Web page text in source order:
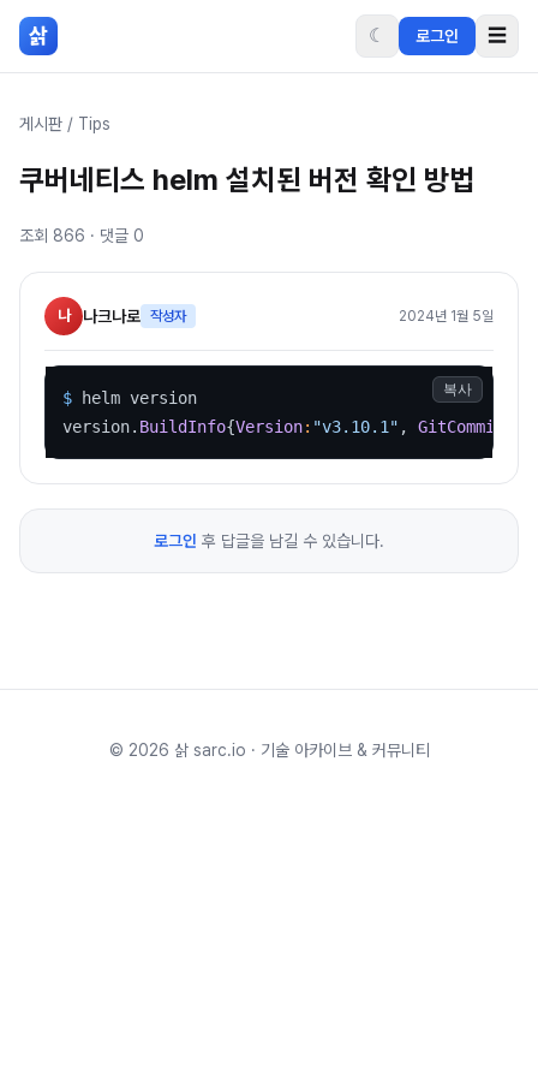
본문 바로가기
삵 ☾ 로그인 ☰
게시판 / Tips
쿠버네티스 helm 설치된 버전 확인 방법
조회 866 · 댓글 0
나 나크나로 작성자 2024년 1월 5일
$
helm version
version. BuildInfo{Version: "v3.10.1" , GitCommit
복사
로그인 후 답글을 남길 수 있습니다.
© 2026 삵 sarc.io · 기술 아카이브 & 커뮤니티